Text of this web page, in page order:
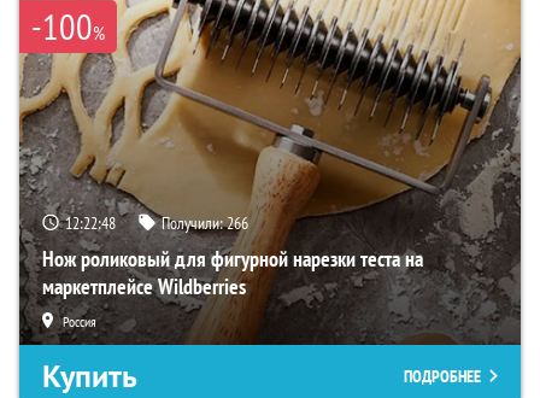
-100%
12:22:47 Получили:266
Нож роликовый для фигурной нарезки теста на
маркетплейсе Wildberries
Россия
Купить ПОДРОБНЕЕ